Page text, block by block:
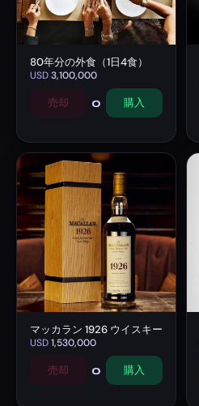
80年分の外食（1日4食）
USD3,100,000
売却 0 購入
マッカラン 1926 ウイスキー
USD1,530,000
売却 0 購入